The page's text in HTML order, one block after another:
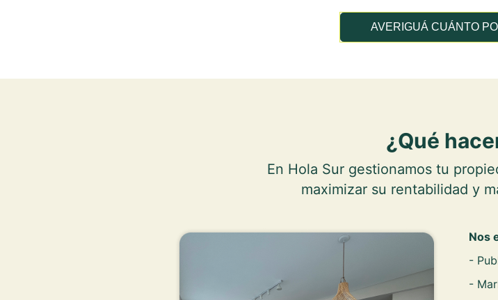
AVERIGUÁ CUÁNTO
¿Qué
En Hola Sur gestionamos tu
maximizar su rentabilidad y
Nos
-
-